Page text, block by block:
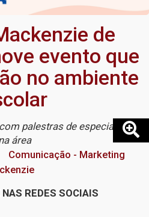
de
evento que
no ambiente
palestras de especialistas
área
Comunicação - Marketing
REDES SOCIAIS